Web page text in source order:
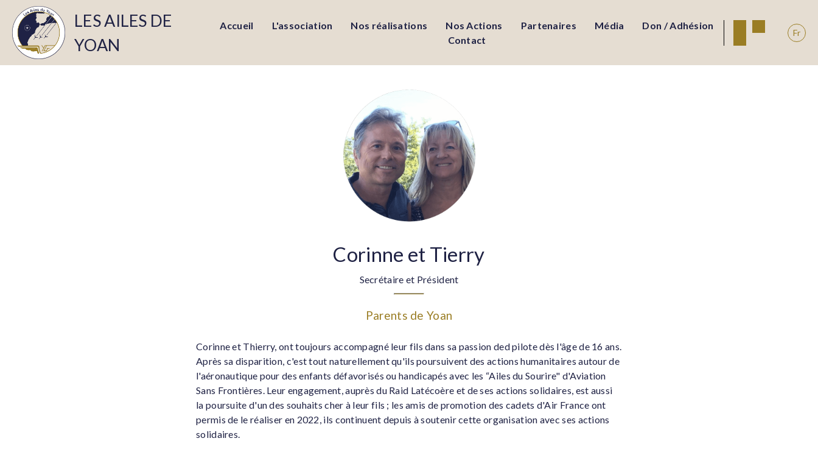
LES AILES DE
YOAN
Accueil L'association Nos réalisations Nos Actions Partenaires Média
Don / Adhésion
Contact
Fr
Corinne et Tierry
Secrétaire et Président
Parents de Yoan
Corinne et Thierry, ont toujours accompagné leur fils dans sa passion ded pilote dès l'âge de 16 ans.
Après sa disparition, c'est tout naturellement qu'ils poursuivent des actions humanitaires autour de
l'aéronautique pour des enfants défavorisés ou handicapés avec les “Ailes du Sourire" d'Aviation
Sans Frontières. Leur engagement, auprès du Raid Latécoère et de ses actions solidaires, est aussi
la poursuite d'un des souhaits cher à leur fils ; les amis de promotion des cadets d'Air France ont
permis de le réaliser en 2022, ils continuent depuis à soutenir cette organisation avec ses actions
solidaires.